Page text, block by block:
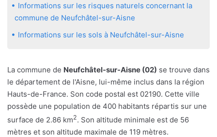
Informations sur les risques naturels concernant la
commune de Neufchâtel-sur-Aisne
Informations sur les sols à Neufchâtel-sur-Aisne
La commune de Neufchâtel-sur-Aisne (02) se trouve dans
le département de l'Aisne, lui-même inclus dans la région
Hauts-de-France. Son code postal est 02190. Cette ville
possède une population de 400 habitants répartis sur une
surface de 2.86 km2. Son altitude minimale est de 56
mètres et son altitude maximale de 119 mètres.